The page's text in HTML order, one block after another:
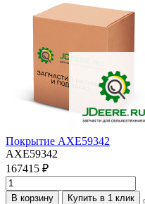
Покрытие AXE59342
AXE59342
167415 ₽
В корзину Купить в 1 клик